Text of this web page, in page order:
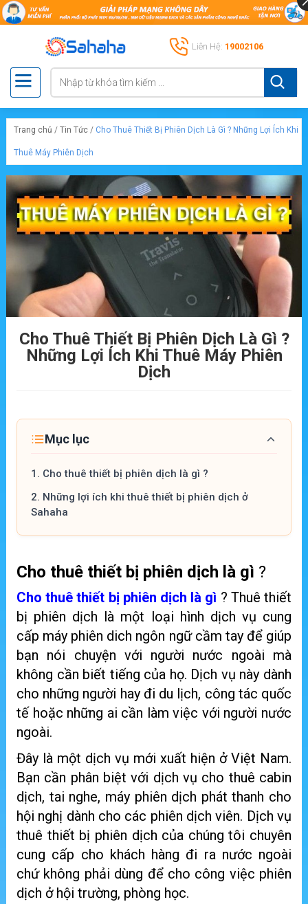
Liên Hệ: 19002106
Trang chủ / Tin Tức / Cho Thuê Thiết Bị Phiên Dịch Là Gì ? Những Lợi Ích Khi
Thuê Máy Phiên Dịch
Cho Thuê Thiết Bị Phiên Dịch Là Gì ?
Những Lợi Ích Khi Thuê Máy Phiên
Dịch
Mục lục
1. Cho thuê thiết bị phiên dịch là gì ?
2. Những lợi ích khi thuê thiết bị phiên dịch ở
Sahaha
Cho thuê thiết bị phiên dịch là gì ?
Cho thuê thiết bị phiên dịch là gì ? Thuê thiết
bị phiên dịch là một loại hình dịch vụ cung
cấp máy phiên dich ngôn ngữ cầm tay để giúp
bạn nói chuyện với người nước ngoài mà
không cần biết tiếng của họ. Dịch vụ này dành
cho những người hay đi du lịch, công tác quốc
tế hoặc những ai cần làm việc với người nước
ngoài.
Đây là một dịch vụ mới xuất hiện ở Việt Nam.
Bạn cần phân biệt với dịch vụ cho thuê cabin
dịch, tai nghe, máy phiên dịch phát thanh cho
hội nghị dành cho các phiên dịch viên. Dịch vụ
thuê thiết bị phiên dịch của chúng tôi chuyên
cung cấp cho khách hàng đi ra nước ngoài
chứ không phải dùng để cho công việc phiên
dịch ở hội trường, phòng học.